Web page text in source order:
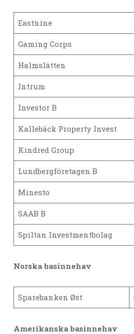
Eastnine
Gaming Corps
Halmslätten
Intrum
Investor B
Kallebäck Property Invest
Kindred Group
Lundbergföretagen B
Minesto
SAAB B
Spiltan Investmentbolag
Norska basinnehav
Sparebanken Øst
Amerikanska basinnehav